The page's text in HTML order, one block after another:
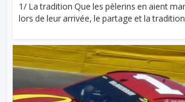
1/ La tradition Que les pèlerins en aient
lors de leur arrivée, le partage et la